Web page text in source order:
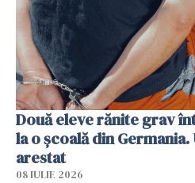
Două eleve rănite grav
la o școală din
arestat
08 IULIE 2026